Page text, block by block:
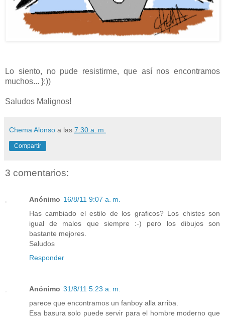
Lo siento, no pude resistirme, que así nos encontramos
muchos... }:))
Saludos Malignos!
Chema Alonso a las 7:30 a. m.
Compartir
3 comentarios:
Anónimo 16/8/11 9:07 a. m.
Has cambiado el estilo de los graficos? Los chistes son
igual de malos que siempre :-) pero los dibujos son
bastante mejores.
Saludos
Responder
Anónimo 31/8/11 5:23 a. m.
parece que encontramos un fanboy alla arriba.
Esa basura solo puede servir para el hombre moderno que